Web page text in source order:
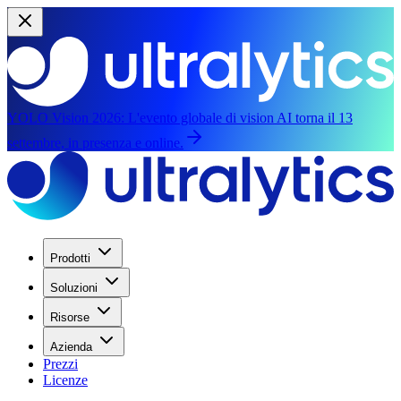
YOLO Vision 2026: L'evento globale di vision AI torna il 13
settembre, in presenza e online.
Prodotti
Soluzioni
Risorse
Azienda
Prezzi
Licenze